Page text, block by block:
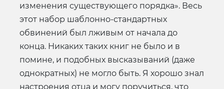
изменения существующего порядка». Весь
этот набор шаблонно-стандартных
обвинений был лживым от начала до
конца. Никаких таких книг не было и в
помине, и подобных высказываний (даже
однократных) не могло быть. Я хорошо знал
настроения отца и могу поручиться, что